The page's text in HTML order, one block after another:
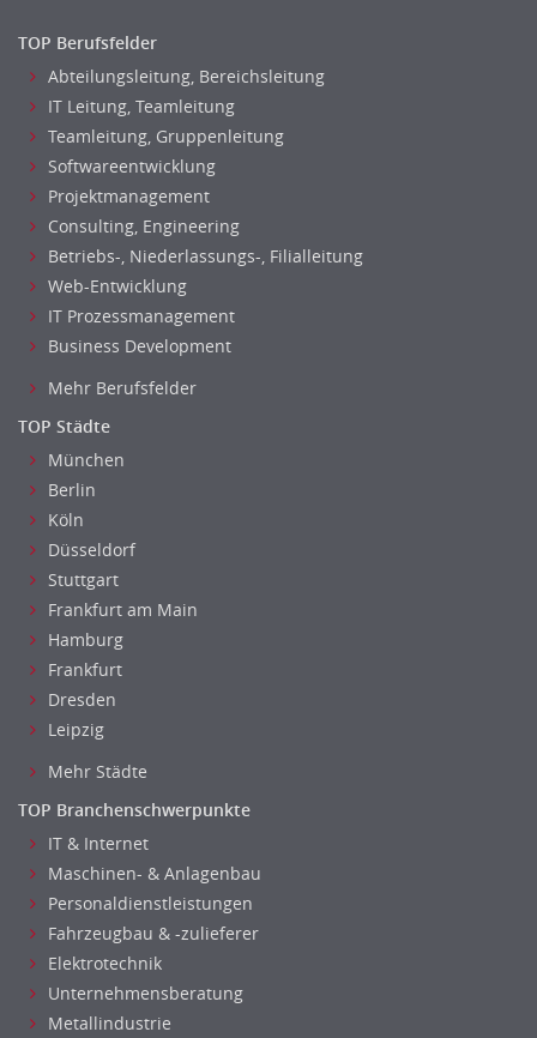
TOP Berufsfelder
Abteilungsleitung, Bereichsleitung
IT Leitung, Teamleitung
Teamleitung, Gruppenleitung
Softwareentwicklung
Projektmanagement
Consulting, Engineering
Betriebs-, Niederlassungs-, Filialleitung
Web-Entwicklung
IT Prozessmanagement
Business Development
Mehr Berufsfelder
TOP Städte
München
Berlin
Köln
Düsseldorf
Stuttgart
Frankfurt am Main
Hamburg
Frankfurt
Dresden
Leipzig
Mehr Städte
TOP Branchenschwerpunkte
IT & Internet
Maschinen- & Anlagenbau
Personaldienstleistungen
Fahrzeugbau & -zulieferer
Elektrotechnik
Unternehmensberatung
Metallindustrie